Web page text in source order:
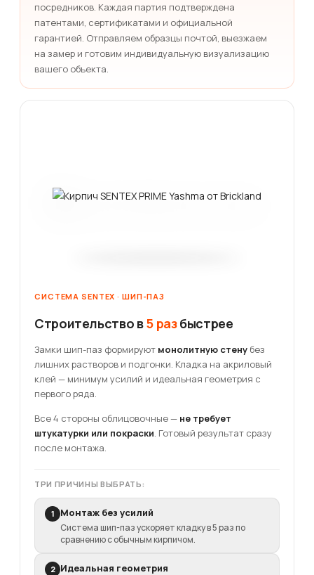
посредников. Каждая партия подтверждена
патентами, сертификатами и официальной
гарантией. Отправляем образцы почтой, выезжаем
на замер и готовим индивидуальную визуализацию
вашего объекта.
СИСТЕМА SENTEX · ШИП-ПАЗ
Строительство в5 разбыстрее
Замки шип-паз формируют монолитную стену без
лишних растворов и подгонки. Кладка на акриловый
клей — минимум усилий и идеальная геометрия с
первого ряда.
Все 4 стороны облицовочные — не требует
штукатурки или покраски . Готовый результат сразу
после монтажа.
ТРИ ПРИЧИНЫ ВЫБРАТЬ:
1 Монтаж без усилий
Система шип-паз ускоряет кладку в 5 раз по
сравнению с обычным кирпичом.
2 Идеальная геометрия